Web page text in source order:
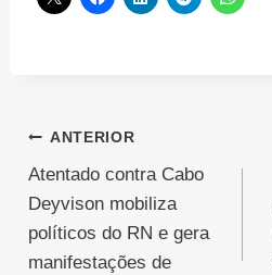
Navegação
de
Post
ANTERIOR
Atentado contra Cabo
Deyvison mobiliza
políticos do RN e gera
manifestações de